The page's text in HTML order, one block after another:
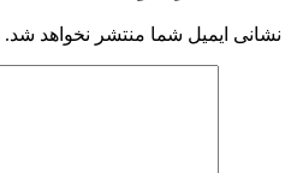
نشانی ایمیل شما منتشر نخواهد شد.